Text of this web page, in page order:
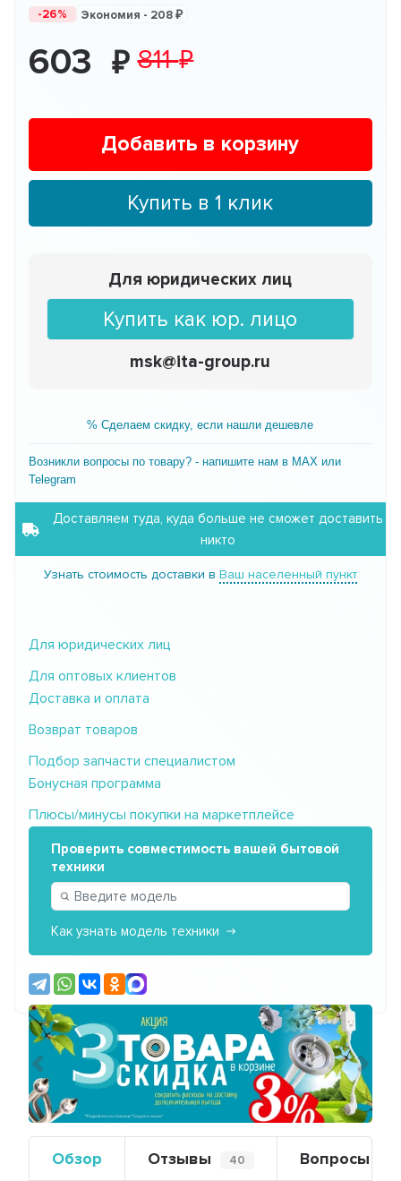
-26% Экономия - 208
603 811
Добавить в корзину
Купить в 1 клик
Для юридических лиц
Купить как юр. лицо
msk@ita-group.ru
% Сделаем скидку, если нашли дешевле
Возникли вопросы по товару? - напишите нам в MAX или
Telegram
Доставляем туда, куда больше не сможет доставить
никто
Узнать стоимость доставки в Ваш населенный пункт
Для юридических лиц
Для оптовых клиентов
Доставка и оплата
Возврат товаров
Подбор запчасти специалистом
Бонусная программа
Плюсы/минусы покупки на маркетплейсе
Проверить совместимость вашей бытовой
техники
Как узнать модель техники
Предыдущий
Обзор Отзывы 40 Вопросы